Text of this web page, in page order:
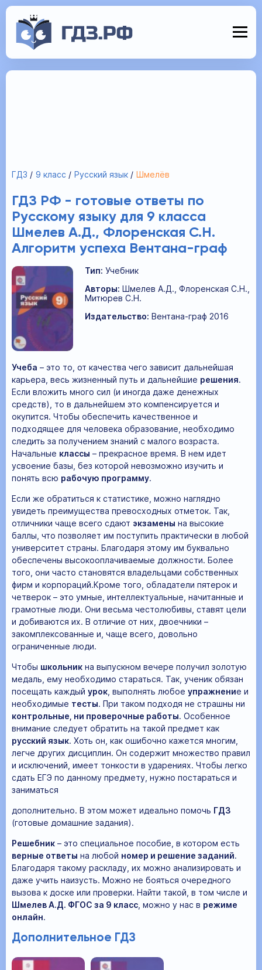
ГДЗ 9 класс Русский язык Шмелёв
ГДЗ РФ - готовые ответы по
Русскому языку для 9 класса
Шмелев А.Д., Флоренская С.Н.
Алгоритм успеха Вентана-граф
Тип: Учебник
Авторы: Шмелев А.Д., Флоренская С.Н.,
Митюрев С.Н.
Издательство: Вентана-граф 2016
Учеба – это то, от качества чего зависит дальнейшая
карьера, весь жизненный путь и дальнейшие решения.
Если вложить много сил (и иногда даже денежных
средств), то в дальнейшем это компенсируется и
окупится. Чтобы обеспечить качественное и
подходящее для человека образование, необходимо
следить за получением знаний с малого возраста.
Начальные классы – прекрасное время. В нем идет
усвоение базы, без которой невозможно изучить и
понять всю рабочую программу.
Если же обратиться к статистике, можно наглядно
увидеть преимущества превосходных отметок. Так,
отличники чаще всего сдают экзамены на высокие
баллы, что позволяет им поступить практически в любой
университет страны. Благодаря этому им буквально
обеспечены высокооплачиваемые должности. Более
того, они часто становятся владельцами собственных
фирм и корпораций.Кроме того, обладатели пятерок и
четверок – это умные, интеллектуальные, начитанные и
грамотные люди. Они весьма честолюбивы, ставят цели
и добиваются их. В отличие от них, двоечники –
закомплексованные и, чаще всего, довольно
ограниченные люди.
Чтобы школьник на выпускном вечере получил золотую
медаль, ему необходимо стараться. Так, ученик обязан
посещать каждый урок , выполнять любое упражнение и
необходимые тесты. При таком подходя не страшны ни
контрольные, ни проверочные работы. Особенное
внимание следует обратить на такой предмет как
русский язык. Хоть он, как ошибочно кажется многим,
легче других дисциплин. Он содержит множество правил
и исключений, имеет тонкости в ударениях. Чтобы легко
сдать ЕГЭ по данному предмету, нужно постараться и
заниматься
дополнительно. В этом может идеально помочь ГДЗ
(готовые домашние задания).
Решебник – это специальное пособие, в котором есть
верные ответы на любой номер и решение заданий.
Благодаря такому раскладу, их можно анализировать и
даже учить наизусть. Можно не бояться очередного
вызова к доске или проверки. Найти такой, в том числе и
Шмелев А.Д. ФГОС за 9 класс , можно у нас в режиме
онлайн.
Дополнительное ГДЗ